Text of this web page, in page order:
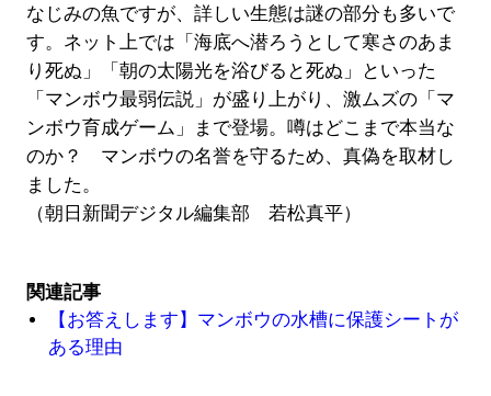
なじみの魚ですが、詳しい生態は謎の部分も多いで
す。ネット上では「海底へ潜ろうとして寒さのあま
り死ぬ」「朝の太陽光を浴びると死ぬ」といった
「マンボウ最弱伝説」が盛り上がり、激ムズの「マ
ンボウ育成ゲーム」まで登場。噂はどこまで本当な
のか？ マンボウの名誉を守るため、真偽を取材し
ました。
（朝日新聞デジタル編集部 若松真平）
関連記事
【お答えします】マンボウの水槽に保護シートが
ある理由